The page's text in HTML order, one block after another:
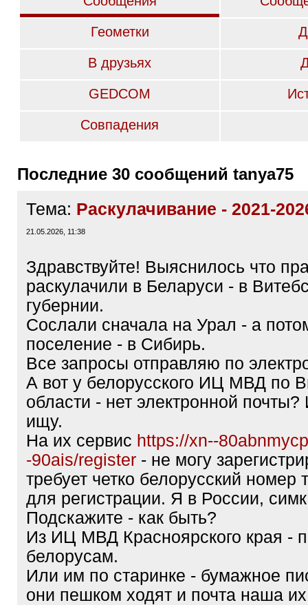
Геометки
В друзьях
GEDCOM
Совпадения
Последние 30 сообщений tanya75
Тема: Раскулачивание - 2021-
21.05.2026, 11:38
Здравствуйте! Выяснилось что
раскулачили в Беларуси - в
губернии.
Сослали сначала на Урал - а
поселение - в Сибирь.
Все запросы отправляю по
А вот у белорусского ИЦ МВД по
области - нет электронной
ищу.
На их сервис https://xn--
-90ais/register - не могу
требует четко белорусский номер
для регистрации. Я в России,
Подскажите - как быть?
Из ИЦ МВД Красноярского края -
белорусам.
Или им по старинке - бумажное
они пешком ходят и почта наша их